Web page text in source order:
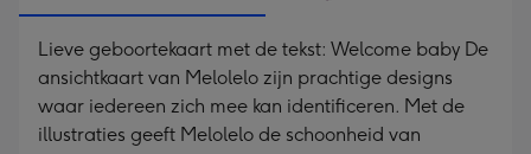
Lieve geboortekaart met de tekst: Welcome baby De
ansichtkaart van Melolelo zijn prachtige designs
waar iedereen zich mee kan identificeren. Met de
illustraties geeft Melolelo de schoonheid van